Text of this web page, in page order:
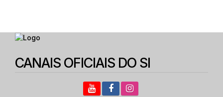
CANAIS OFICIAIS DO SI